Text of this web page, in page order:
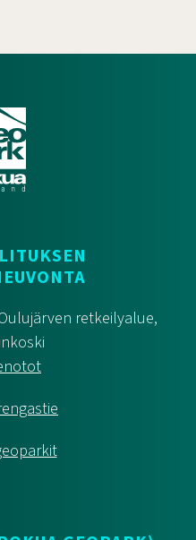
retkeilyalue,